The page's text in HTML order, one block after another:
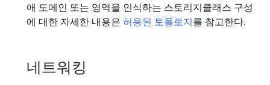
애 도메인 또는 영역을 인식하는 스토리지클래스 구성
에 대한 자세한 내용은 허용된 토폴로지를 참고한다.
네트워킹